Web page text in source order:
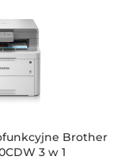
Brother
3 w 1